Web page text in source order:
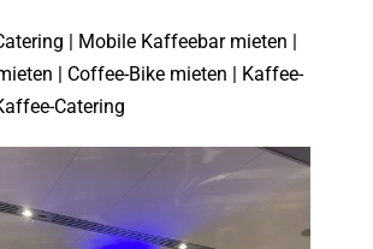
| Mobile Kaffeebar mieten |
| Coffee-Bike mieten | Kaffee-
Catering